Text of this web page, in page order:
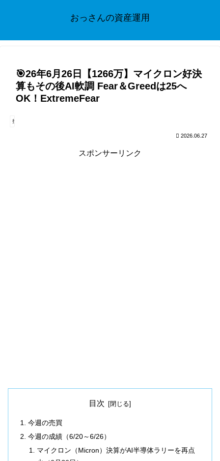
おっさんの資産運用
🎯26年6月26日【1266万】マイクロン好決
算もその後AI軟調 Fear＆Greedは25へ
OK！ExtremeFear
投資
2026.06.27
スポンサーリンク
目次
今週の売買
今週の成績（6/20～6/26）
マイクロン（Micron）決算がAI半導体ラリーを再点